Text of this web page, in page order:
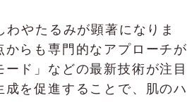
やたるみが顕著になりま
らも専門的なアプローチが
ド」などの最新技術が注目
を促進することで、肌のハ